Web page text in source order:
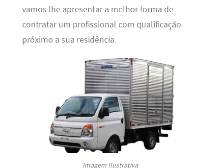
vamos lhe apresentar a melhor forma de
contratar um profissional com qualificação
próximo a sua residência.
Imagem Ilustrativa